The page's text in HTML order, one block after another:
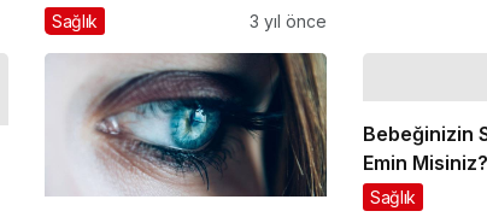
En İyi Ağrı Kesiciden Daha
Sağlık 3 yıl önce
Bebeğinizin
Emin Misiniz?
Sağlık